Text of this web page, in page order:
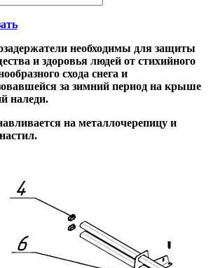
необходимы для защиты
и здоровья людей от стихийного
схода снега и
за зимний период на крыше
наледи.
на металлочерепицу и